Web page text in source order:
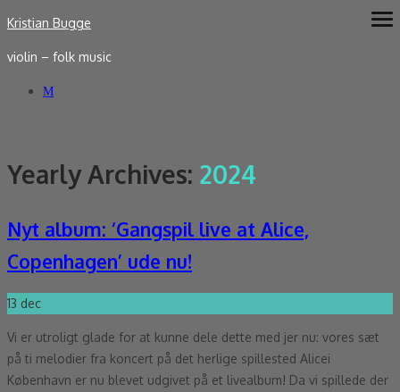
Skip
content
Kristian Bugge
violin – folk music
Yearly Archives: 2024
Nyt album: ‘Gangspil live at Alice,
Copenhagen’ ude nu!
13 dec
Vi er utroligt glade for at kunne dele dette med jer nu: vores sæt
på ti melodier fra koncert på det herlige spillested Alicei
København er nu blevet udgivet på et livealbum! Da vi spillede der